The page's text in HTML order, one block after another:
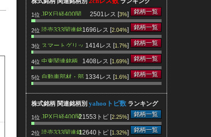
1位 JPX日経400関
連銘柄
2501レス [3%] 銘柄一覧
2位 読売333関連銘
柄
1696レス [2.04%] 銘柄一覧
3位 スマートグリッ
ド関連銘柄
1414レス [1.7%] 銘柄一覧
4位 中東関連銘柄 1408レス [1.69%] 銘柄一覧
5位 自動車部材・部
品関連銘柄
1334レス [1.6%] 銘柄一覧
株式銘柄 関連銘柄別 yahooトピ数 ランキング
1位 JPX日経400関
連銘柄
21553トピ [2.25%] 銘柄一覧
2位 読売333関連銘12640トピ [1.32%] 銘柄一覧